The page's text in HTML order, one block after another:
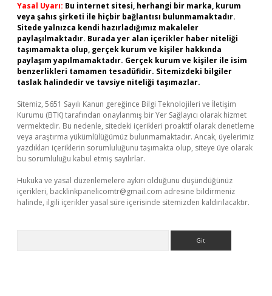
Yasal Uyarı: Bu internet sitesi, herhangi bir marka, kurum
veya şahıs şirketi ile hiçbir bağlantısı bulunmamaktadır.
Sitede yalnızca kendi hazırladığımız makaleler
paylaşılmaktadır. Burada yer alan içerikler haber niteliği
taşımamakta olup, gerçek kurum ve kişiler hakkında
paylaşım yapılmamaktadır. Gerçek kurum ve kişiler ile isim
benzerlikleri tamamen tesadüfidir. Sitemizdeki bilgiler
taslak halindedir ve tavsiye niteliği taşımazlar.
Sitemiz, 5651 Sayılı Kanun gereğince Bilgi Teknolojileri ve İletişim
Kurumu (BTK) tarafından onaylanmış bir Yer Sağlayıcı olarak hizmet
vermektedir. Bu nedenle, sitedeki içerikleri proaktif olarak denetleme
veya araştırma yükümlülüğümüz bulunmamaktadır. Ancak, üyelerimiz
yazdıkları içeriklerin sorumluluğunu taşımakta olup, siteye üye olarak
bu sorumluluğu kabul etmiş sayılırlar.
Hukuka ve yasal düzenlemelere aykırı olduğunu düşündüğünüz
içerikleri, backlinkpanelicomtr@gmail.com adresine bildirmeniz
halinde, ilgili içerikler yasal süre içerisinde sitemizden kaldırılacaktır.